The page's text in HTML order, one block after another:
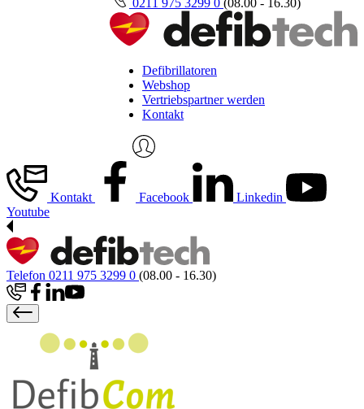
0211 975 3299 0 (08.00 - 16.30)
Defibrillatoren
Webshop
Vertriebspartner werden
Kontakt
Kontakt Facebook
Linkedin
Youtube
Telefon 0211 975 3299 0 (08.00 - 16.30)